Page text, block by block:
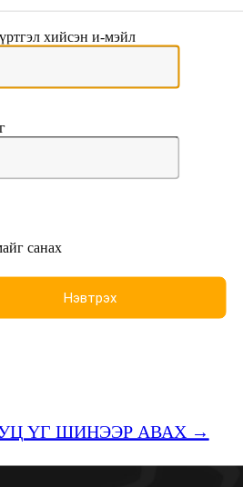
хийсэн и-мэйл
санах
ҮГ ШИНЭЭР АВАХ →